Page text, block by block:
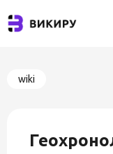
wiki